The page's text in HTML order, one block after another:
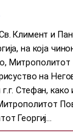
Климент и
на која
Митрополитот
на
Стефан,
Георгиј…